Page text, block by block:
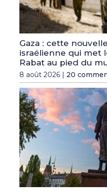
Gaza : cette
israélienne qui met
Rabat au pied du
8 août 2026 | 20